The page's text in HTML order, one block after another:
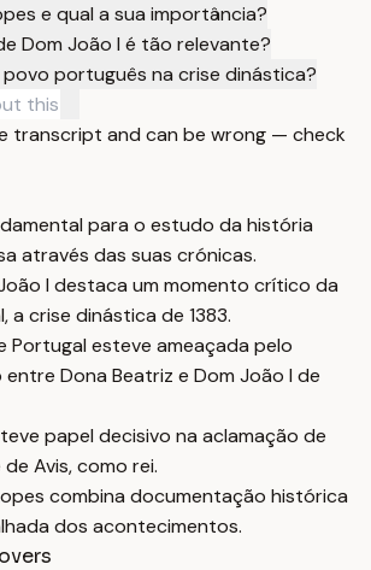
e qual a sua importância?
Dom João I é tão relevante?
português na crise dinástica?
transcript and can be wrong — check
para o estudo da história
através das suas crónicas.
I destaca um momento crítico da
a crise dinástica de 1383.
Portugal esteve ameaçada pelo
Dona Beatriz e Dom João I de
papel decisivo na aclamação de
Avis, como rei.
combina documentação histórica
dos acontecimentos.